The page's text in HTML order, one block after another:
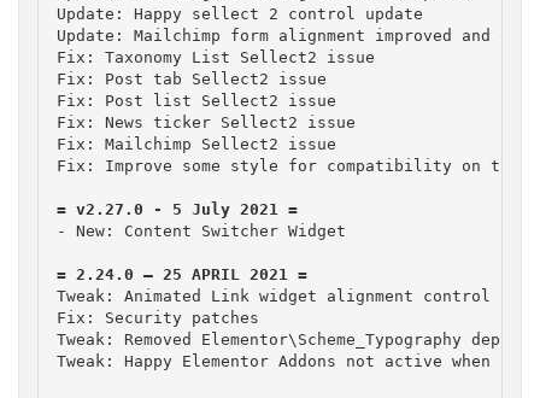
Update: Happy sellect 2 control update
Update: Mailchimp form alignment improved and
Fix: Taxonomy List Sellect2 issue
Fix: Post tab Sellect2 issue
Fix: Post list Sellect2 issue
Fix: News ticker Sellect2 issue
Fix: Mailchimp Sellect2 issue
Fix: Improve some style for compatibility on the
- New: Content Switcher Widget
Tweak: Animated Link widget alignment control
Fix: Security patches
Tweak: Removed Elementor\Scheme_Typography
Tweak: Happy Elementor Addons not active when